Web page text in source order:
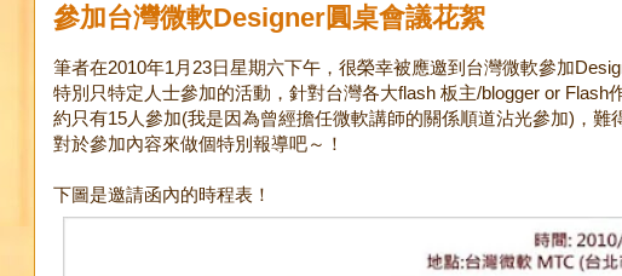
參加台灣微軟Designer圓桌會議花絮
筆者在2010年1月23日星期六下午，很榮幸被應邀到台灣微軟參加
特別只特定人士參加的活動，針對台灣各大flash 板主/blogger or Flash
約只有15人參加(我是因為曾經擔任微軟講師的關係順道沾光參加)，難
對於參加內容來做個特別報導吧～！
下圖是邀請函內的時程表！